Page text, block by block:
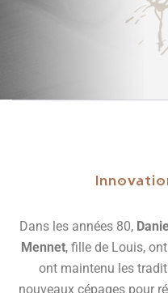
Dans les années 80,
Mennet, fille de Louis,
ont maintenu les
nouveaux cépages pour